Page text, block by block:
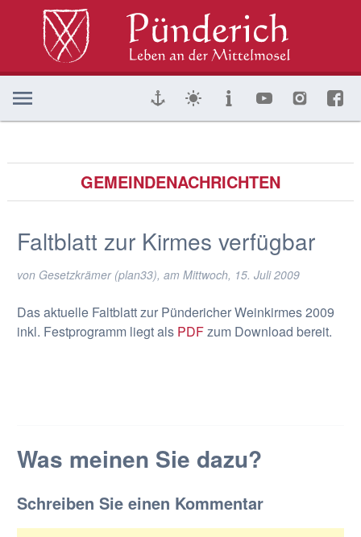
GEMEINDENACHRICHTEN
Faltblatt zur Kirmes verfügbar
von Gesetzkrämer (plan33), am Mittwoch, 15. Juli 2009
Das aktuelle Faltblatt zur Pündericher Weinkirmes 2009
inkl. Festprogramm liegt als PDFzum Download bereit.
Was meinen Sie dazu?
Schreiben Sie einen Kommentar